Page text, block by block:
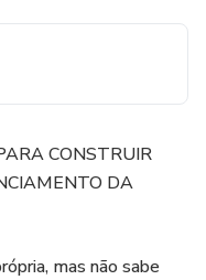
CONSTRUIR
DA
mas não sabe